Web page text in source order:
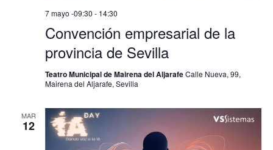
Convención empresarial de la
provincia de Sevilla
7 mayo -09:30 - 14:30
Teatro Municipal de Mairena del AljarafeCalle Nueva, 99,
Mairena del Aljarafe, Sevilla
MAR
12